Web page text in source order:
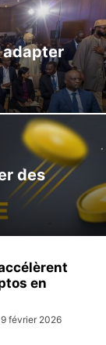
adapter
des
en
février 2026